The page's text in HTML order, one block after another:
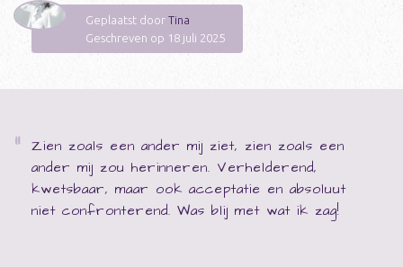
Geplaatst door Tina
Geschreven op 18 juli 2025
Zien zoals een ander mij ziet, zien zoals een
ander mij zou herinneren. Verhelderend,
kwetsbaar, maar ook acceptatie en absoluut
niet confronterend. Was blij met wat ik zag!